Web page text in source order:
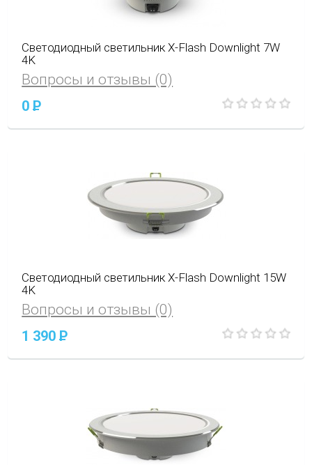
Светодиодный светильник X-Flash Downlight 7W
4K
Вопросы и отзывы (0)
0P
Светодиодный светильник X-Flash Downlight 15W
4K
Вопросы и отзывы (0)
1 390P